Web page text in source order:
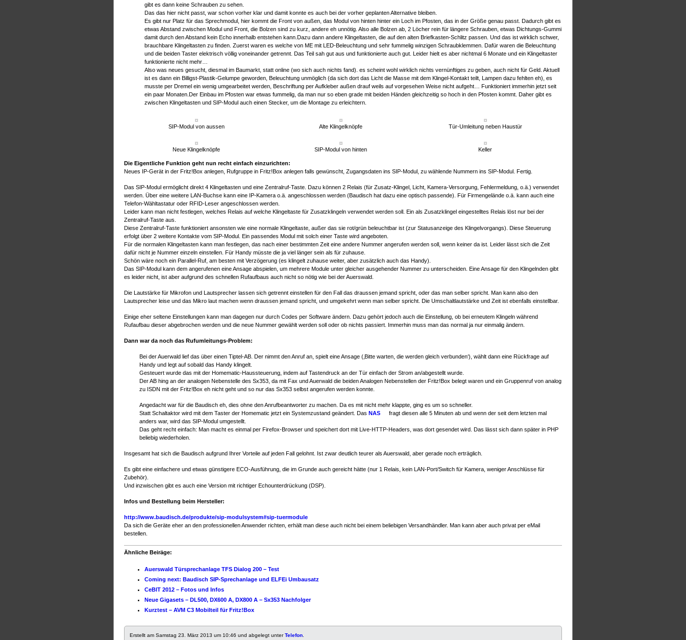
gibt es dann keine Schrauben zu sehen.
Das das hier nicht passt, war schon vorher klar und damit konnte es auch bei der vorher geplanten Alternative bleiben.
Es gibt nur Platz für das Sprechmodul, hier kommt die Front von außen, das Modul von hinten hinter ein Loch im Pfosten, das in der Größe genau passt. Dadurch gibt es
etwas Abstand zwischen Modul und Front, die Bolzen sind zu kurz, andere eh unnötig. Also alle Bolzen ab, 2 Löcher rein für längere Schrauben, etwas Dichtungs-Gummi
damit durch den Abstand kein Echo innerhalb entstehen kann.Dazu dann andere Klingeltasten, die auf den alten Briefkasten-Schlitz passen. Und das ist wirklich schwer,
brauchbare Klingeltasten zu finden. Zuerst waren es welche von ME mit LED-Beleuchtung und sehr fummelig winzigen Schraubklemmen. Dafür waren die Beleuchtung
und die beiden Taster elektrisch völlig voneinander getrennt. Das Teil sah gut aus und funktionierte auch gut. Leider hielt es aber nichtmal 6 Monate und ein Klingeltaster
funktionierte nicht mehr…
Also was neues gesucht, diesmal im Baumarkt, statt online (wo sich auch nichts fand). es scheint wohl wirklich nichts vernünftiges zu geben, auch nicht für Geld. Aktuell
ist es dann ein Billigst-Plastik-Gelumpe geworden, Beleuchtung unmöglich (da sich dort das Licht die Masse mit dem Klingel-Kontakt teilt, Lampen dazu fehlten eh), es
musste per Dremel ein wenig umgearbeitet werden, Beschriftung per Aufkleber außen drauf weils auf vorgesehen Weise nicht aufgeht… Funktioniert immerhin jetzt seit
ein paar Monaten.Der Einbau im Pfosten war etwas fummelig, da man nur so eben grade mit beiden Händen gleichzeitig so hoch in den Pfosten kommt. Daher gibt es
zwischen Klingeltasten und SIP-Modul auch einen Stecker, um die Montage zu erleichtern.
SIP-Modul von aussen Alte Klingelknöpfe Tür-Umleitung neben Haustür
Neue Klingelknöpfe SIP-Modul von hinten Keller
Die Eigentliche Funktion geht nun recht einfach einzurichten:
Neues IP-Gerät in der Fritz!Box anlegen, Rufgruppe in Fritz!Box anlegen falls gewünscht, Zugangsdaten ins SIP-Modul, zu wählende Nummern ins SIP-Modul. Fertig.
Das SIP-Modul ermöglicht direkt 4 Klingeltasten und eine Zentralruf-Taste. Dazu können 2 Relais (für Zusatz-Klingel, Licht, Kamera-Versorgung, Fehlermeldung, o.ä.) verwendet
werden. Über eine weitere LAN-Buchse kann eine IP-Kamera o.ä. angeschlossen werden (Baudisch hat dazu eine optisch passende). Für Firmengelände o.ä. kann auch eine
Telefon-Wähltastatur oder RFID-Leser angeschlossen werden.
Leider kann man nicht festlegen, welches Relais auf welche Klingeltaste für Zusatzklingeln verwendet werden soll. Ein als Zusatzklingel eingestelltes Relais löst nur bei der
Zentralruf-Taste aus.
Diese Zentralruf-Taste funktioniert ansonsten wie eine normale Klingeltaste, außer das sie rot/grün beleuchtbar ist (zur Statusanzeige des Klingelvorgangs). Diese Steuerung
erfolgt über 2 weitere Kontakte vom SIP-Modul. Ein passendes Modul mit solch einer Taste wird angeboten.
Für die normalen Klingeltasten kann man festlegen, das nach einer bestimmten Zeit eine andere Nummer angerufen werden soll, wenn keiner da ist. Leider lässt sich die Zeit
dafür nicht je Nummer einzeln einstellen. Für Handy müsste die ja viel länger sein als für zuhause.
Schön wäre noch ein Parallel-Ruf, am besten mit Verzögerung (es klingelt zuhause weiter, aber zusätzlich auch das Handy).
Das SIP-Modul kann dem angerufenen eine Ansage abspielen, um mehrere Module unter gleicher ausgehender Nummer zu unterscheiden. Eine Ansage für den Klingelnden gibt
es leider nicht, ist aber aufgrund des schnellen Rufaufbaus auch nicht so nötig wie bei der Auerswald.
Die Lautstärke für Mikrofon und Lautsprecher lassen sich getrennt einstellen für den Fall das draussen jemand spricht, oder das man selber spricht. Man kann also den
Lautsprecher leise und das Mikro laut machen wenn draussen jemand spricht, und umgekehrt wenn man selber spricht. Die Umschaltlautstärke und Zeit ist ebenfalls einstellbar.
Einige eher seltene Einstellungen kann man dagegen nur durch Codes per Software ändern. Dazu gehört jedoch auch die Einstellung, ob bei erneutem Klingeln während
Rufaufbau dieser abgebrochen werden und die neue Nummer gewählt werden soll oder ob nichts passiert. Immerhin muss man das normal ja nur einmalig ändern.
Dann war da noch das Rufumleitungs-Problem:
Bei der Auerwald lief das über einen Tiptel-AB. Der nimmt den Anruf an, spielt eine Ansage (‚Bitte warten, die werden gleich verbunden‘), wählt dann eine Rückfrage auf
Handy und legt auf sobald das Handy klingelt.
Gesteuert wurde das mit der Homematic-Haussteuerung, indem auf Tastendruck an der Tür einfach der Strom an/abgestellt wurde.
Der AB hing an der analogen Nebenstelle des Sx353, da mit Fax und Auerwald die beiden Analogen Nebenstellen der Fritz!Box belegt waren und ein Gruppenruf von analog
zu ISDN mit der Fritz!Box eh nicht geht und so nur das Sx353 selbst angerufen werden konnte.
Angedacht war für die Baudisch eh, dies ohne den Anrufbeantworter zu machen. Da es mit nicht mehr klappte, ging es um so schneller.
Statt Schaltaktor wird mit dem Taster der Homematic jetzt ein Systemzustand geändert. Das NAS
fragt diesen alle 5 Minuten ab und wenn der seit dem letzten mal
anders war, wird das SIP-Modul umgestellt.
Das geht recht einfach: Man macht es einmal per Firefox-Browser und speichert dort mit Live-HTTP-Headers, was dort gesendet wird. Das lässt sich dann später in PHP
beliebig wiederholen.
Insgesamt hat sich die Baudisch aufgrund Ihrer Vorteile auf jeden Fall gelohnt. Ist zwar deutlich teurer als Auerswald, aber gerade noch erträglich.
Es gibt eine einfachere und etwas günstigere ECO-Ausführung, die im Grunde auch gereicht hätte (nur 1 Relais, kein LAN-Port/Switch für Kamera, weniger Anschlüsse für
Zubehör).
Und inzwischen gibt es auch eine Version mit richtiger Echounterdrückung (DSP).
Infos und Bestellung beim Hersteller:
http://www.baudisch.de/produkte/sip-modulsystem#sip-tuermodule
Da sich die Geräte eher an den professionellen Anwender richten, erhält man diese auch nicht bei einem beliebigen Versandhändler. Man kann aber auch privat per eMail
bestellen.
Ähnliche Beiräge:
Auerswald Türsprechanlage TFS Dialog 200 – Test
Coming next: Baudisch SIP-Sprechanlage und ELFEi Umbausatz
CeBIT 2012 – Fotos und Infos
Neue Gigasets – DL500, DX600 A, DX800 A – Sx353 Nachfolger
Kurztest – AVM C3 Mobilteil für Fritz!Box
Erstellt am Samstag 23. März 2013 um 10:46 und abgelegt unterTelefon